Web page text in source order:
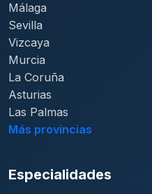
Málaga
Sevilla
Vizcaya
Murcia
La Coruña
Asturias
Las Palmas
Más provincias
Especialidades